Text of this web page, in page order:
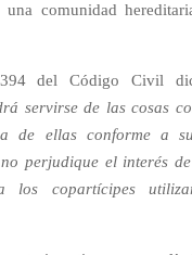
una comunidad
del Código Civil
servirse de las cosas
de ellas conforme a
perjudique el interés
los copartícipes